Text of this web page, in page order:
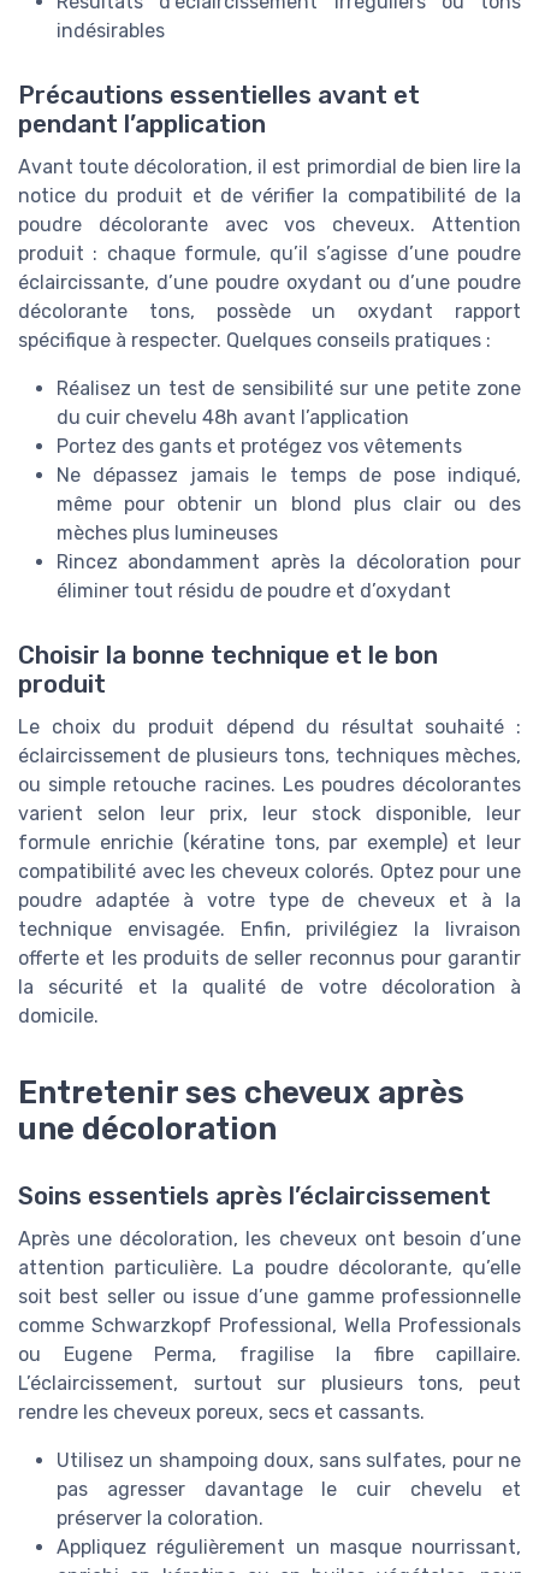
indésirables
Précautions essentielles avant et
pendant l’application
Avant toute décoloration, il est primordial de bien lire la
notice du produit et de vérifier la compatibilité de la
poudre décolorante avec vos cheveux. Attention
produit : chaque formule, qu’il s’agisse d’une poudre
éclaircissante, d’une poudre oxydant ou d’une poudre
décolorante tons, possède un oxydant rapport
spécifique à respecter. Quelques conseils pratiques :
Réalisez un test de sensibilité sur une petite zone
du cuir chevelu 48h avant l’application
Portez des gants et protégez vos vêtements
Ne dépassez jamais le temps de pose indiqué,
même pour obtenir un blond plus clair ou des
mèches plus lumineuses
Rincez abondamment après la décoloration pour
éliminer tout résidu de poudre et d’oxydant
Choisir la bonne technique et le bon
produit
Le choix du produit dépend du résultat souhaité :
éclaircissement de plusieurs tons, techniques mèches,
ou simple retouche racines. Les poudres décolorantes
varient selon leur prix, leur stock disponible, leur
formule enrichie (kératine tons, par exemple) et leur
compatibilité avec les cheveux colorés. Optez pour une
poudre adaptée à votre type de cheveux et à la
technique envisagée. Enfin, privilégiez la livraison
offerte et les produits de seller reconnus pour garantir
la sécurité et la qualité de votre décoloration à
domicile.
Entretenir ses cheveux après
une décoloration
Soins essentiels après l’éclaircissement
Après une décoloration, les cheveux ont besoin d’une
attention particulière. La poudre décolorante, qu’elle
soit best seller ou issue d’une gamme professionnelle
comme Schwarzkopf Professional, Wella Professionals
ou Eugene Perma, fragilise la fibre capillaire.
L’éclaircissement, surtout sur plusieurs tons, peut
rendre les cheveux poreux, secs et cassants.
Utilisez un shampoing doux, sans sulfates, pour ne
pas agresser davantage le cuir chevelu et
préserver la coloration.
Appliquez régulièrement un masque nourrissant,